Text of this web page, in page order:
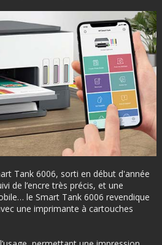
Tank 6006, sorti en début d'année
de l’encre très précis, et une
le Smart Tank 6006 revendique
une imprimante à cartouches